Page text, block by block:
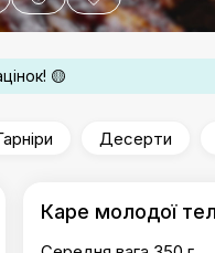
🟡
Десерти
Каре молодої